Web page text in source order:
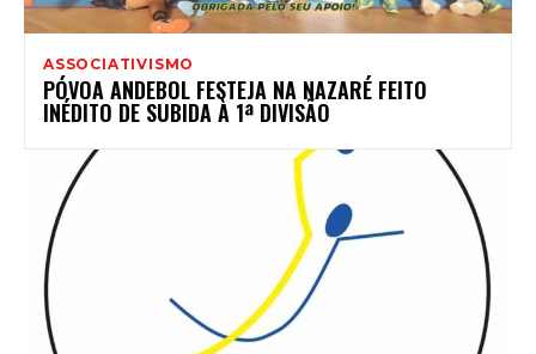
ASSOCIATIVISMO
PÓVOA ANDEBOL FESTEJA NA NAZARÉ FEITO
INÉDITO DE SUBIDA À 1ª DIVISÃO